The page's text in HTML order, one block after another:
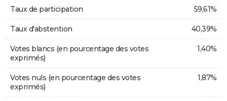
Taux de participation 59,61%
Taux d'abstention 40,39%
Votes blancs (en pourcentage des votes
exprimés)
1,40%
Votes nuls (en pourcentage des votes
exprimés)
1,87%